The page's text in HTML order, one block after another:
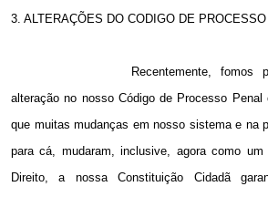
3. ALTERAÇÕES DO CODIGO DE
Recentemente, fomos
alteração no nosso Código de Processo Penal
que muitas mudanças em nosso sistema e na
para cá, mudaram, inclusive, agora como
Direito, a nossa Constituição Cidadã